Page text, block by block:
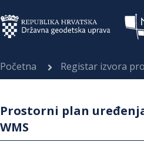
Početna Registar izvora
Prostorni plan
WMS